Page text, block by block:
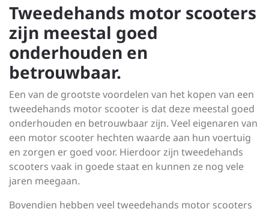
Tweedehands motor scooters
zijn meestal goed
onderhouden en
betrouwbaar.
Een van de grootste voordelen van het kopen van een
tweedehands motor scooter is dat deze meestal goed
onderhouden en betrouwbaar zijn. Veel eigenaren van
een motor scooter hechten waarde aan hun voertuig
en zorgen er goed voor. Hierdoor zijn tweedehands
scooters vaak in goede staat en kunnen ze nog vele
jaren meegaan.
Bovendien hebben veel tweedehands motor scooters